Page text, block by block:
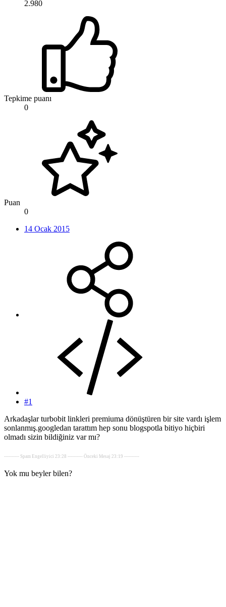
2.980
Tepkime puanı
0
Puan
0
14 Ocak 2015
#1
Arkadaşlar turbobit linkleri premiuma dönüştüren bir site vardı işlem
sonlanmış.googledan tarattım hep sonu blogspotla bitiyo hiçbiri
olmadı sizin bildiğiniz var mı?
---------- Spam Engelliyici 23:28 ---------- Önceki Mesaj 23:19 ----------
Yok mu beyler bilen?